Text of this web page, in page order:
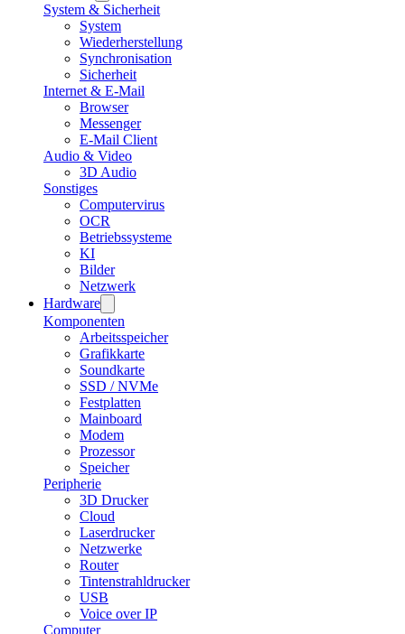
System & Sicherheit
System
Wiederherstellung
Synchronisation
Sicherheit
Internet & E-Mail
Browser
Messenger
E-Mail Client
Audio & Video
3D Audio
Sonstiges
Computervirus
OCR
Betriebssysteme
KI
Bilder
Netzwerk
Hardware
Komponenten
Arbeitsspeicher
Grafikkarte
Soundkarte
SSD / NVMe
Festplatten
Mainboard
Modem
Prozessor
Speicher
Peripherie
3D Drucker
Cloud
Laserdrucker
Netzwerke
Router
Tintenstrahldrucker
USB
Voice over IP
Computer